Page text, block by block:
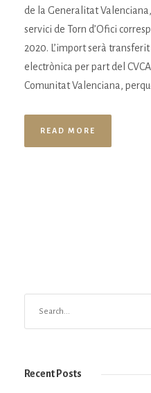
de la Generalitat
servici de Torn d’Ofici
2020. L’import serà
electrònica per part del CVCA
Comunitat Valenciana,
READ MORE
Recent Posts